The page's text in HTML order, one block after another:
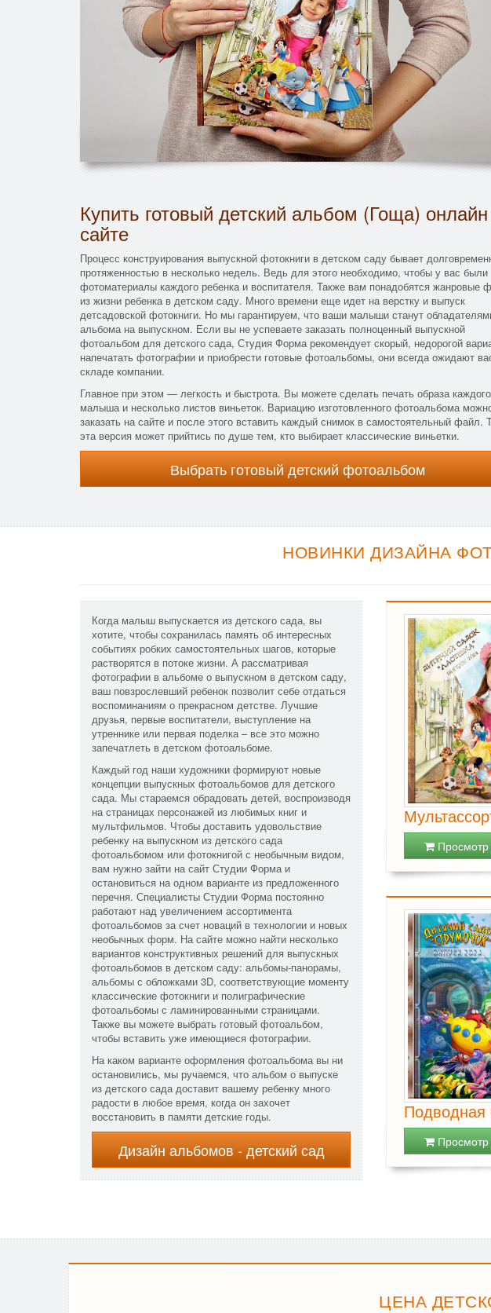
Купить готовый детский альбом (Гоща)
сайте
Процесс конструирования выпускной фотокниги в детском саду бывает
протяженностью в несколько недель. Ведь для этого необходимо, чтобы у вас были
фотоматериалы каждого ребенка и воспитателя. Также вам понадобятся жанровые
из жизни ребенка в детском саду. Много времени еще идет на верстку и выпуск
детсадовской фотокниги. Но мы гарантируем, что ваши малыши станут
альбома на выпускном. Если вы не успеваете заказать полноценный выпускной
фотоальбом для детского сада, Студия Форма рекомендует скорый, недорогой
напечатать фотографии и приобрести готовые фотоальбомы, они всегда ожидают
складе компании.
Главное при этом — легкость и быстрота. Вы можете сделать печать образа каждого
малыша и несколько листов виньеток. Вариацию изготовленного фотоальбома
заказать на сайте и после этого вставить каждый снимок в самостоятельный файл.
эта версия может прийтись по душе тем, кто выбирает классические виньетки.
Выбрать готовый детский фотоальбом
НОВИНКИ ДИЗАЙНА
Когда малыш выпускается из детского сада, вы
хотите, чтобы сохранилась память об интересных
событиях робких самостоятельных шагов, которые
растворятся в потоке жизни. А рассматривая
фотографии в альбоме о выпускном в детском саду,
ваш повзрослевший ребенок позволит себе отдаться
воспоминаниям о прекрасном детстве. Лучшие
друзья, первые воспитатели, выступление на
утреннике или первая поделка – все это можно
запечатлеть в детском фотоальбоме.
Каждый год наши художники формируют новые
концепции выпускных фотоальбомов для детского
сада. Мы стараемся обрадовать детей, воспроизводя
на страницах персонажей из любимых книг и
мультфильмов. Чтобы доставить удовольствие
ребенку на выпускном из детского сада
фотоальбомом или фотокнигой с необычным видом,
вам нужно зайти на сайт Студии Форма и
остановиться на одном варианте из предложенного
перечня. Специалисты Студии Форма постоянно
работают над увеличением ассортимента
фотоальбомов за счет новаций в технологии и новых
необычных форм. На сайте можно найти несколько
вариантов конструктивных решений для выпускных
фотоальбомов в детском саду: альбомы-панорамы,
альбомы с обложками 3D, соответствующие моменту
классические фотокниги и полиграфические
фотоальбомы с ламинированными страницами.
Также вы можете выбрать готовый фотоальбом,
чтобы вставить уже имеющиеся фотографии.
На каком варианте оформления фотоальбома вы ни
остановились, мы ручаемся, что альбом о выпуске
из детского сада доставит вашему ребенку много
радости в любое время, когда он захочет
восстановить в памяти детские годы.
Дизайн альбомов - детский сад
Просмотр
Подводная
Просмотр
ЦЕНА